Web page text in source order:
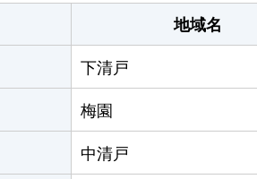
地域名
下清戸
梅園
中清戸